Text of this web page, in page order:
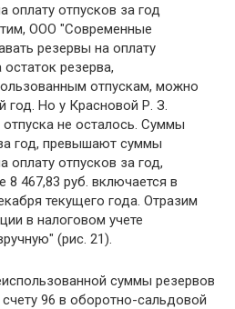
оплату отпусков за год
ООО "Современные
резервы на оплату
остаток резерва,
отпускам, можно
год. Но у Красновой Р. З.
не осталось. Суммы
год, превышают суммы
оплату отпусков за год,
8 467,83 руб. включается в
текущего года. Отразим
в налоговом учете
(рис. 21).
суммы резервов
96 в оборотно-сальдовой